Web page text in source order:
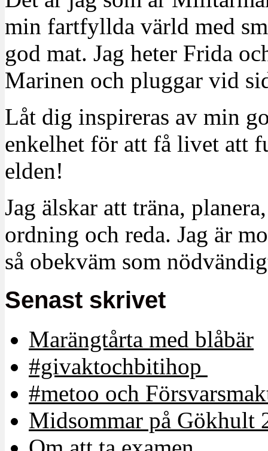
min fartfyllda värld med
god mat. Jag heter Frida
Marinen och pluggar vid
Låt dig inspireras av min
enkelhet för att få livet att
elden!
Jag älskar att träna,
ordning och reda. Jag är
så obekväm som
Senast skrivet
Marängtårta med blåbär
#givaktochbitihop
#metoo och
Midsommar på Gökhult